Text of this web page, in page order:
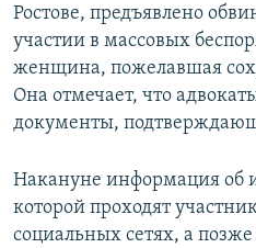
Ростове, предъявлено
участии в массовых
женщина, пожелавшая
Она отмечает, что
документы,
Накануне информация об
которой проходят
социальных сетях, а